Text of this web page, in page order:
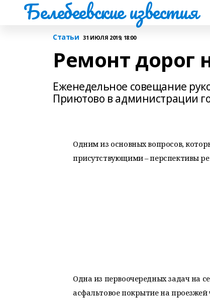
Белебеевские известия
Статьи 31 ИЮЛЯ 2019, 18:00
Ремонт дорог
Еженедельное совещание
Приютово в администрации
Одним из основных вопросов,
присутствующими – перспективы
Одна из первоочередных задач на
асфальтовое покрытие на